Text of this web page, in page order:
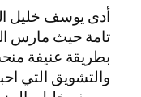
أدى يوسف خليل
تامة حيث مارس
بطريقة عنيفة
والتشويق التي